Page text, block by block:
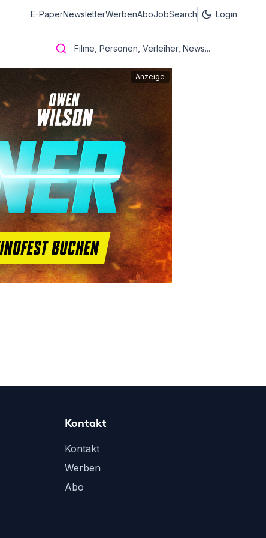
E-PaperNewsletterWerbenAboJobSearch Login
Filme, Personen, Verleiher, News...
Anzeige
Kontakt
Kontakt
Werben
Abo